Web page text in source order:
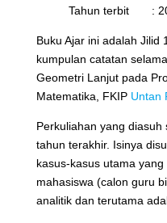
Tahun terbit :
Buku Ajar ini adalah Jilid
kumpulan catatan
Geometri Lanjut pada
Matematika, FKIP Untan
Perkuliahan yang
tahun terakhir. Isinya
kasus-kasus utama
mahasiswa (calon guru
analitik dan terutama